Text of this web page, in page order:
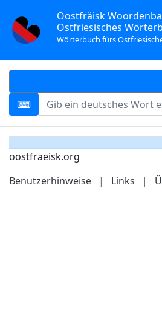
Oostfräisk
Ostfriesisches
Wörterbuch fürs
oostfraeisk.org
Benutzerhinweise
| Links |